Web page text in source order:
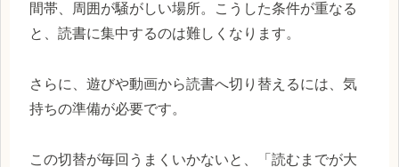
間帯、周囲が騒がしい場所。こうした条件が重なる
と、読書に集中するのは難しくなります。
さらに、遊びや動画から読書へ切り替えるには、気
持ちの準備が必要です。
この切替が毎回うまくいかないと、「読むまでが大